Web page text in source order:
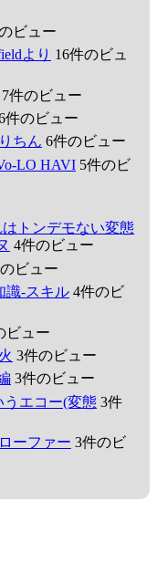
ビュー
より 16件のビュ
7件のビュー
件のビュー
ちん 6件のビュー
LO HAVI 5件のビ
はトンデモない変態
4件のビュー
ビュー
識-スキル 4件のビ
ビュー
3件のビュー
3件のビュー
うエコー(変態 3件
ーファー 3件のビ